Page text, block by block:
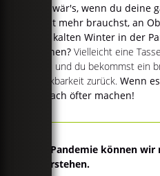
Wie wär's, wenn du deine
nicht mehr brauchst, an
den kalten Winter in der
können? Vielleicht eine
dazu und du bekommst ein
Dankbarkeit zurück. Wenn
einfach öfter machen!
Die Pandemie können
überstehen.